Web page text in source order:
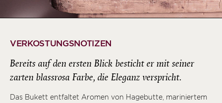
VERKOSTUNGSNOTIZEN
Bereits auf den ersten Blick besticht er mit seiner
zarten blassrosa Farbe, die Eleganz verspricht.
Das Bukett entfaltet Aromen von Hagebutte, mariniertem